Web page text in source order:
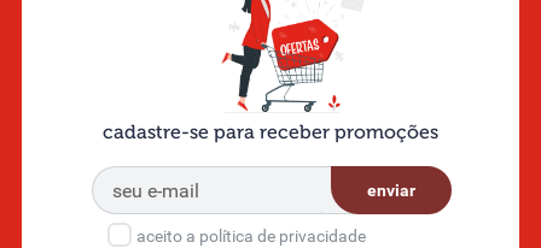
cadastre-se para receber promoções
enviar
aceito a política de privacidade